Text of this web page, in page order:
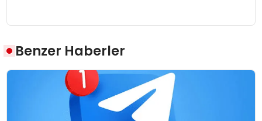
Benzer Haberler